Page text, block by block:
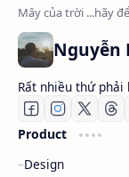
Rất nhiều thứ
Product
Design